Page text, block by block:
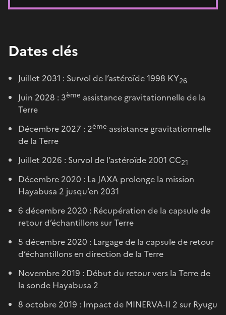
Dates clés
Juillet 2031 : Survol de l’astéroïde 1998 KY26
Juin 2028 : 3ème assistance gravitationnelle de la
Terre
Décembre 2027 : 2ème assistance gravitationnelle
de la Terre
Juillet 2026 : Survol de l’astéroïde 2001 CC21
Décembre 2020 : La JAXA prolonge la mission
Hayabusa 2 jusqu’en 2031
6 décembre 2020 : Récupération de la capsule de
retour d’échantillons sur Terre
5 décembre 2020 : Largage de la capsule de retour
d’échantillons en direction de la Terre
Novembre 2019 : Début du retour vers la Terre de
la sonde Hayabusa 2
8 octobre 2019 : Impact de MINERVA-II 2 sur Ryugu